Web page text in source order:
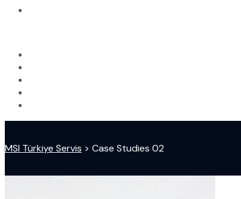
MSI Türkiye Servis > Case Studies 02